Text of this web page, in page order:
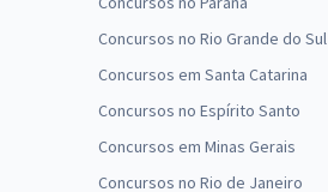
Concursos no Rio Grande do Sul
Concursos em Santa Catarina
Concursos no Espírito Santo
Concursos em Minas Gerais
Concursos no Rio de Janeiro